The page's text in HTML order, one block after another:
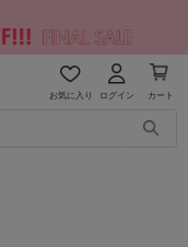
お気に入り ログイン カート